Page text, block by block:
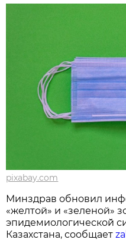
pixabay.com
Минздрав обновил
«желтой» и «зеленой»
эпидемиологической̆
Казахстана, сообщает